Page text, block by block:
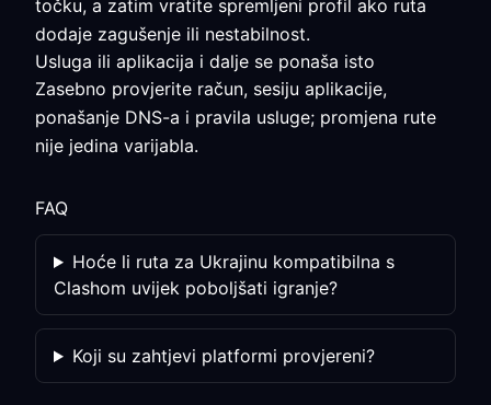
točku, a zatim vratite spremljeni profil ako ruta
dodaje zagušenje ili nestabilnost.
Usluga ili aplikacija i dalje se ponaša isto
Zasebno provjerite račun, sesiju aplikacije,
ponašanje DNS-a i pravila usluge; promjena rute
nije jedina varijabla.
FAQ
Hoće li ruta za Ukrajinu kompatibilna s
Clashom uvijek poboljšati igranje?
Koji su zahtjevi platformi provjereni?